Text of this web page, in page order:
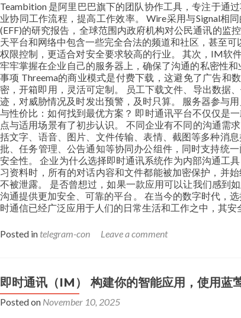
Teambition 是阿里巴巴旗下的团队协作工具，专注于通
业协同工作流程，提高工作效率。 Wire采用与Signal相
(EFF)的研究报告，全球范围内政府机构对公民通讯的监
天平台和网络中包含一些完全合法的频道和社区，甚至
权限控制，更适合对安全要求较高的行业。 其次，IM软
牢牢掌握在企业自己的服务器上，确保了沟通的私密性
事项 Threema的商业模式是付费下载，这避免了广告和
密，开箱即用，灵活可定制。 员工下载文件、导出数据
迹，对威胁情况及时发出预警，及时只算。 服务器参与
与性价比：如何找到最优方案？ 即时通讯平台不仅仅是
点与适用场景有了初步认识。 不同企业有不同的沟通需
括文字、语音、图片、文件传输、表情、截图等多种消
批、任务管理、公告通知等协同办公组件，同时支持统
安全性。 企业为什么选择即时通讯系统作为内部沟通工
习资料时，所有的对话内容和文件都能被加密保护，并
不被泄露。 是否曾想过，如果一款应用可以让我们感到
沟通提供更加安全、可靠的平台。 在当今的数字时代，
时通信已经广泛应用于人们的日常生活和工作之中，其
Posted in telegram-con Leave a comment
即时通讯（IM） 构建你的智能应用，使用
Posted on November 10, 2025